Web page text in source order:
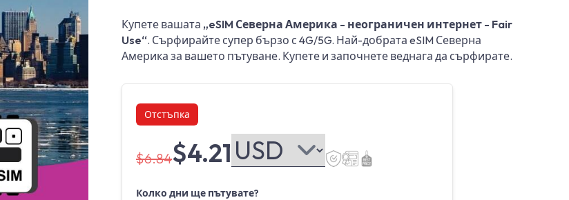
Купете вашата „eSIM Северна Америка - неограничен интернет - Fair
Use“. Сърфирайте супер бързо с 4G/5G. Най-добрата eSIM Северна
Америка за вашето пътуване. Купете и започнете веднага да сърфирате.
Отстъпка
$6.84$4.21
Колко дни ще пътувате?